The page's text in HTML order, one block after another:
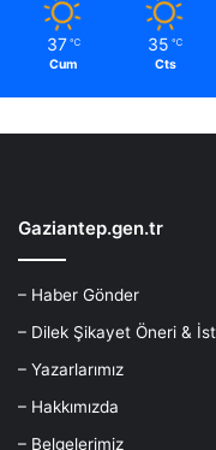
37 ℃
Cum
35 ℃
Cts
Gaziantep.gen.tr
– Haber Gönder
– Dilek Şikayet Öneri &
– Yazarlarımız
– Hakkımızda
– Belgelerimiz